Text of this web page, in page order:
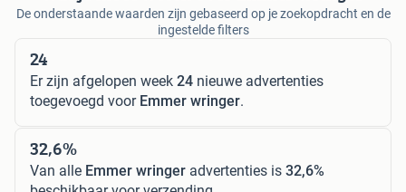
De onderstaande waarden zijn gebaseerd op je zoekopdracht en de
ingestelde filters
24
Er zijn afgelopen week 24 nieuwe advertenties
toegevoegd voor Emmer wringer.
32,6%
Van alle Emmer wringer advertenties is 32,6%